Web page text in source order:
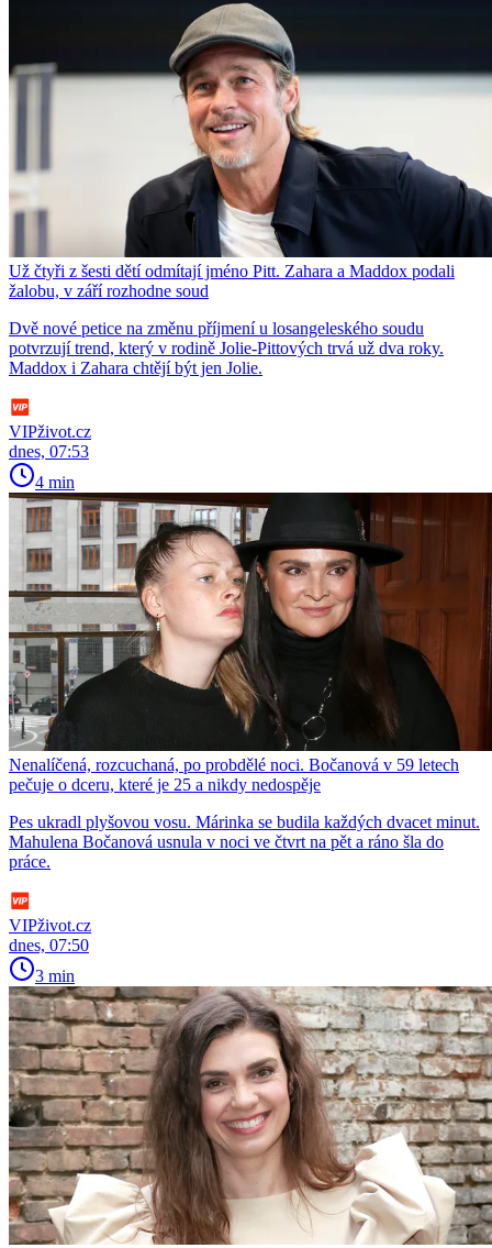
Už čtyři z šesti dětí odmítají jméno Pitt. Zahara a Maddox podali
žalobu, v září rozhodne soud
Dvě nové petice na změnu příjmení u losangeleského soudu
potvrzují trend, který v rodině Jolie-Pittových trvá už dva roky.
Maddox i Zahara chtějí být jen Jolie.
VIPživot.cz
dnes, 07:53
4 min
Nenalíčená, rozcuchaná, po probdělé noci. Bočanová v 59 letech
pečuje o dceru, které je 25 a nikdy nedospěje
Pes ukradl plyšovou vosu. Márinka se budila každých dvacet minut.
Mahulena Bočanová usnula v noci ve čtvrt na pět a ráno šla do
práce.
VIPživot.cz
dnes, 07:50
3 min